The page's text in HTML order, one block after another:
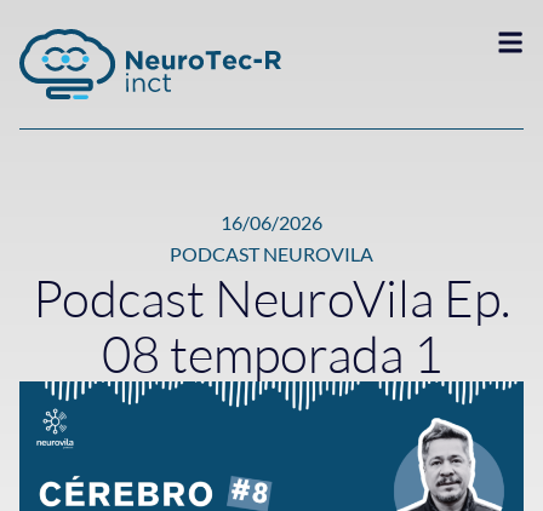
16/06/2026
PODCAST NEUROVILA
Podcast NeuroVila Ep.
08 temporada 1